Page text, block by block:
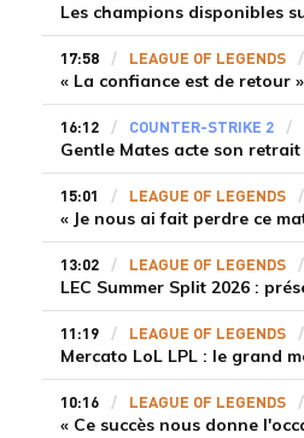
17:58 LEAGUE OF LEGENDS
16:12 COUNTER-STRIKE 2
15:01 LEAGUE OF LEGENDS
13:02 LEAGUE OF LEGENDS
11:19 LEAGUE OF LEGENDS
10:16 LEAGUE OF LEGENDS